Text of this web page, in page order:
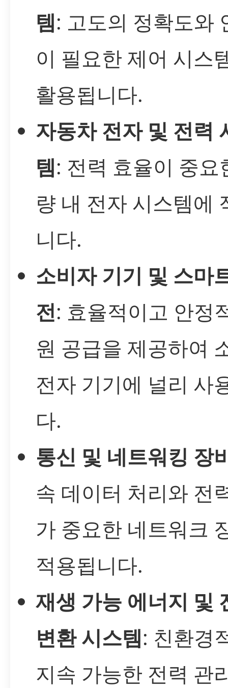
템: 고도의 정확도와
이 필요한 제어 시스
활용됩니다.
자동차 전자 및 전력
템: 전력 효율이 중요
량 내 전자 시스템에
니다.
소비자 기기 및 스마
전: 효율적이고 안정
원 공급을 제공하여
전자 기기에 널리 사
다.
통신 및 네트워킹 장
속 데이터 처리와 전
가 중요한 네트워크
적용됩니다.
재생 가능 에너지 및
변환 시스템: 친환경
지속 가능한 전력 관